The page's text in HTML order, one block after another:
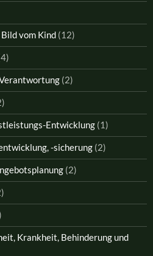
vom Kind (12)
(2)
Entwicklung (1)
-sicherung (2)
(2)
Krankheit, Behinderung und